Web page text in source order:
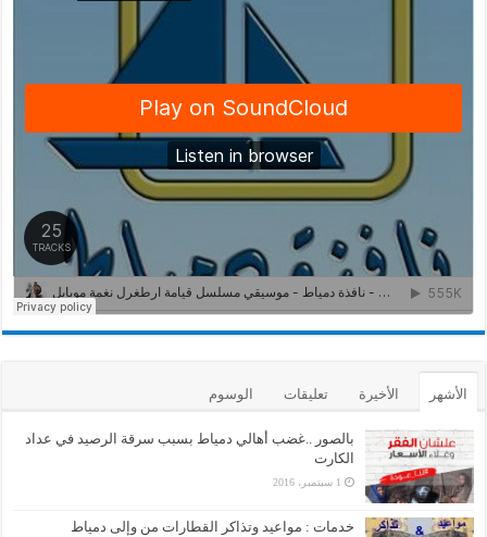
الأشهر الأخيرة تعليقات الوسوم
بالصور ..غضب أهالي دمياط بسبب سرقة الرصيد في عداد
الكارت
1 سبتمبر، 2016
خدمات : مواعيد وتذاكر القطارات من وإلى دمياط